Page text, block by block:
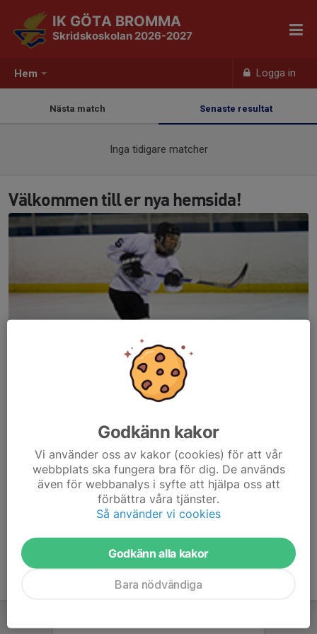
Hem Logga in
IK GÖTA BROMMA
Skridskoskolan 2026-2027
Nästa match Senaste resultat
Inga tidigare matcher
Välkommen till er nya hemsida!
Här hamnar automatiskt de senaste nyheterna på hemsidan. För
att kunna börja administrera hemsidan loggar du in högst upp till
höger.
Godkänn kakor
Vi använder oss av kakor (cookies) för att vår
webbplats ska fungera bra för dig. De används
även för webbanalys i syfte att hjälpa oss att
förbättra våra tjänster.
Så använder vi cookies
Godkänn alla kakor
Bara nödvändiga